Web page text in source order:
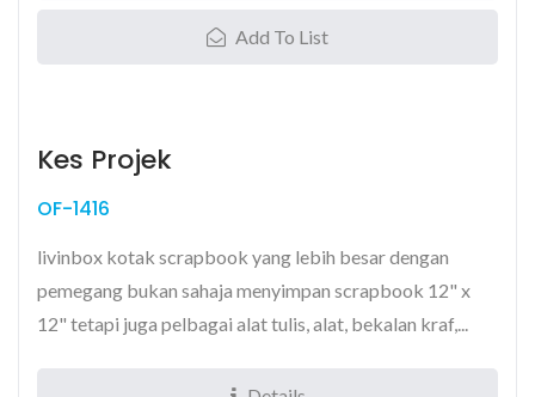
Add To List
Kes Projek
OF-1416
livinbox kotak scrapbook yang lebih besar dengan
pemegang bukan sahaja menyimpan scrapbook 12" x
12" tetapi juga pelbagai alat tulis, alat, bekalan kraf,...